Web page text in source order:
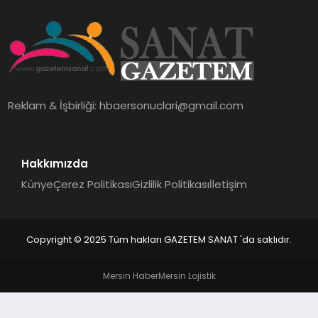
SAĞLIK
Reklam & İşbirliği:hbaersonuclari@gmail.com
Hakkımızda
KünyeÇerez PolitikasıGizlilik Politikasıİletişim
Copyright © 2025 Tüm hakları GAZETEM SANAT 'da saklıdır.
Mersin HaberMersin Lojistik